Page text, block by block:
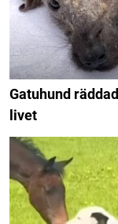
Gatuhund
livet